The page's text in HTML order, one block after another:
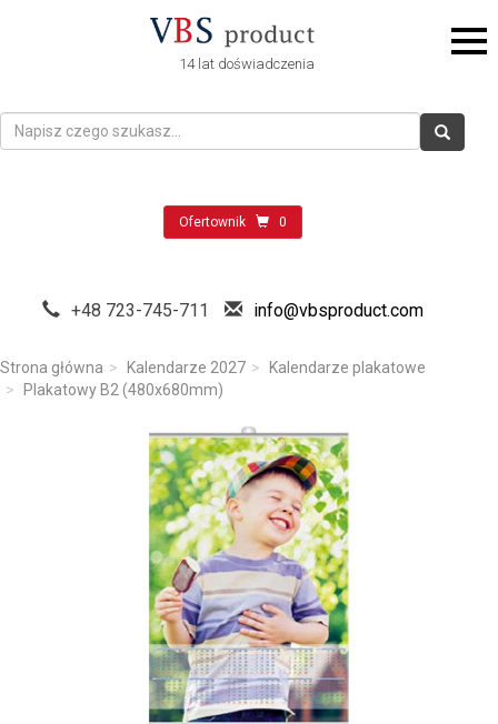
14 lat doświadczenia
Ofertownik 0
+48 723-745-711 info@vbsproduct.com
Strona główna Kalendarze 2027
Kalendarze plakatowe
Plakatowy B2 (480x680mm)